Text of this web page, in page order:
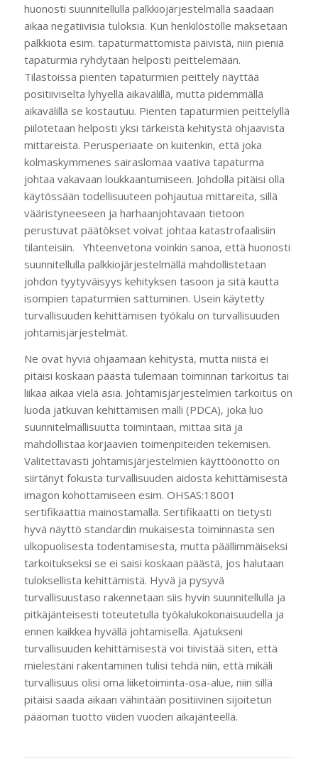
huonosti suunnitellulla palkkiojärjestelmällä saadaan
aikaa negatiivisia tuloksia. Kun henkilöstölle maksetaan
palkkiota esim. tapaturmattomista päivistä, niin pieniä
tapaturmia ryhdytään helposti peittelemään.
Tilastoissa pienten tapaturmien peittely näyttää
positiiviselta lyhyellä aikavälillä, mutta pidemmällä
aikavälillä se kostautuu. Pienten tapaturmien peittelyllä
piilotetaan helposti yksi tärkeistä kehitystä ohjaavista
mittareista. Perusperiaate on kuitenkin, että joka
kolmaskymmenes sairaslomaa vaativa tapaturma
johtaa vakavaan loukkaantumiseen. Johdolla pitäisi olla
käytössään todellisuuteen pohjautua mittareita, sillä
vääristyneeseen ja harhaanjohtavaan tietoon
perustuvat päätökset voivat johtaa katastrofaalisiin
tilanteisiin. Yhteenvetona voinkin sanoa, että huonosti
suunnitellulla palkkiojärjestelmällä mahdollistetaan
johdon tyytyväisyys kehityksen tasoon ja sitä kautta
isompien tapaturmien sattuminen. Usein käytetty
turvallisuuden kehittämisen työkalu on turvallisuuden
johtamisjärjestelmät.
Ne ovat hyviä ohjaamaan kehitystä, mutta niistä ei
pitäisi koskaan päästä tulemaan toiminnan tarkoitus tai
liikaa aikaa vielä asia. Johtamisjärjestelmien tarkoitus on
luoda jatkuvan kehittämisen malli (PDCA), joka luo
suunnitelmallisuutta toimintaan, mittaa sitä ja
mahdollistaa korjaavien toimenpiteiden tekemisen.
Valitettavasti johtamisjärjestelmien käyttöönotto on
siirtänyt fokusta turvallisuuden aidosta kehittämisestä
imagon kohottamiseen esim. OHSAS:18001
sertifikaattia mainostamalla. Sertifikaatti on tietysti
hyvä näyttö standardin mukaisesta toiminnasta sen
ulkopuolisesta todentamisesta, mutta päällimmäiseksi
tarkoitukseksi se ei saisi koskaan päästä, jos halutaan
tuloksellista kehittämistä. Hyvä ja pysyvä
turvallisuustaso rakennetaan siis hyvin suunnitellulla ja
pitkäjänteisesti toteutetulla työkalukokonaisuudella ja
ennen kaikkea hyvällä johtamisella. Ajatukseni
turvallisuuden kehittämisestä voi tiivistää siten, että
mielestäni rakentaminen tulisi tehdä niin, että mikäli
turvallisuus olisi oma liiketoiminta-osa-alue, niin sillä
pitäisi saada aikaan vähintään positiivinen sijoitetun
pääoman tuotto viiden vuoden aikajänteellä.